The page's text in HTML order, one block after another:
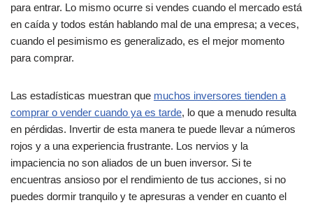
para entrar. Lo mismo ocurre si vendes cuando el mercado está
en caída y todos están hablando mal de una empresa; a veces,
cuando el pesimismo es generalizado, es el mejor momento
para comprar.
Las estadísticas muestran que muchos inversores tienden a
comprar o vender cuando ya es tarde, lo que a menudo resulta
en pérdidas. Invertir de esta manera te puede llevar a números
rojos y a una experiencia frustrante. Los nervios y la
impaciencia no son aliados de un buen inversor. Si te
encuentras ansioso por el rendimiento de tus acciones, si no
puedes dormir tranquilo y te apresuras a vender en cuanto el